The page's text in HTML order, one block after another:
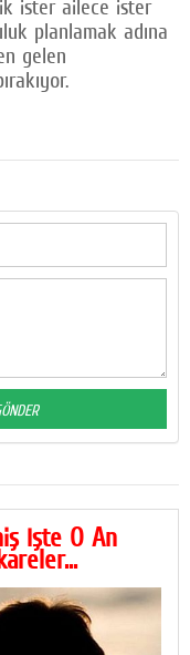
ister ailece ister
planlamak adına
gelen
İşte O An